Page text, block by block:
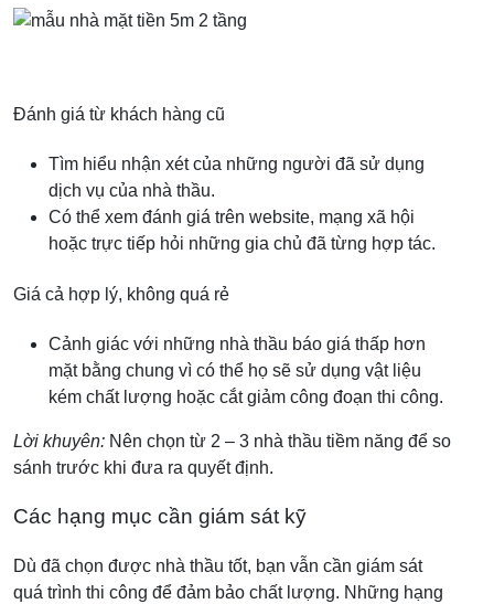
Đánh giá từ khách hàng cũ
Tìm hiểu nhận xét của những người đã sử dụng
dịch vụ của nhà thầu.
Có thể xem đánh giá trên website, mạng xã hội
hoặc trực tiếp hỏi những gia chủ đã từng hợp tác.
Giá cả hợp lý, không quá rẻ
Cảnh giác với những nhà thầu báo giá thấp hơn
mặt bằng chung vì có thể họ sẽ sử dụng vật liệu
kém chất lượng hoặc cắt giảm công đoạn thi công.
Lời khuyên: Nên chọn từ 2 – 3 nhà thầu tiềm năng để so
sánh trước khi đưa ra quyết định.
Các hạng mục cần giám sát kỹ
Dù đã chọn được nhà thầu tốt, bạn vẫn cần giám sát
quá trình thi công để đảm bảo chất lượng. Những hạng